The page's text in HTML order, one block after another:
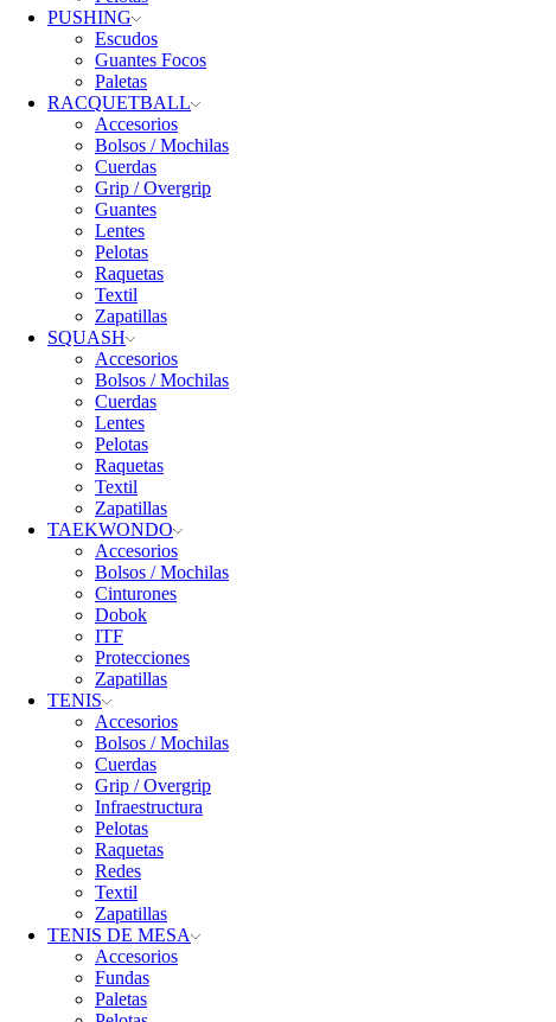
PUSHING
Escudos
Guantes Focos
Paletas
RACQUETBALL
Accesorios
Bolsos / Mochilas
Cuerdas
Grip / Overgrip
Guantes
Lentes
Pelotas
Raquetas
Textil
Zapatillas
SQUASH
Accesorios
Bolsos / Mochilas
Cuerdas
Lentes
Pelotas
Raquetas
Textil
Zapatillas
TAEKWONDO
Accesorios
Bolsos / Mochilas
Cinturones
Dobok
ITF
Protecciones
Zapatillas
TENIS
Accesorios
Bolsos / Mochilas
Cuerdas
Grip / Overgrip
Infraestructura
Pelotas
Raquetas
Redes
Textil
Zapatillas
TENIS DE MESA
Accesorios
Fundas
Paletas